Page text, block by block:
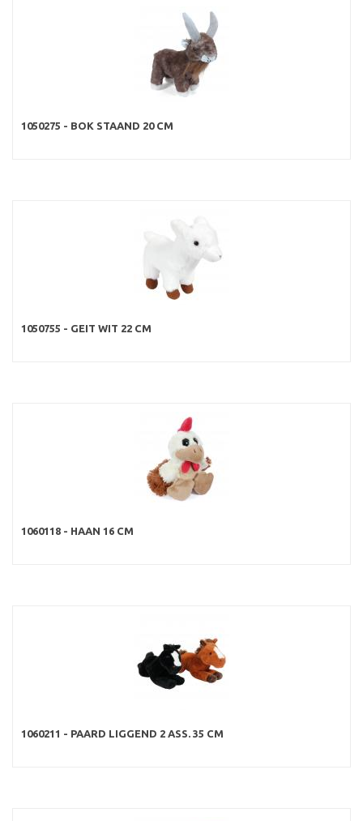
1050275 - BOK STAAND 20 CM
1050755 - GEIT WIT 22 CM
1060118 - HAAN 16 CM
1060211 - PAARD LIGGEND 2 ASS. 35 CM